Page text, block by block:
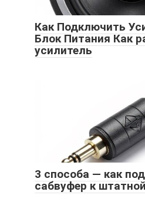
Как Подключить
Блок Питания Как
усилитель
3 способа — как
сабвуфер к